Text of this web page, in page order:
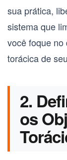
sua prática,
sistema que
você foque
torácica de
2.
os